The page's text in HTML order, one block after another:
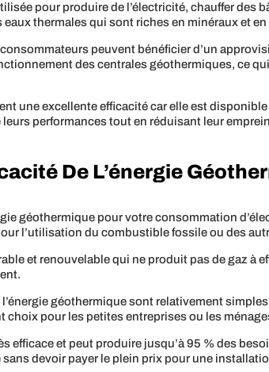
pour produire de l’électricité, chauffer
thermales qui sont riches en minéraux et
peuvent bénéficier d’un
des centrales géothermiques, ce
une excellente efficacité car elle est
performances tout en réduisant leur
De L’énergie
géothermique pour votre consommation
l’utilisation du combustible fossile ou des
et renouvelable qui ne produit pas de gaz
géothermique sont relativement
pour les petites entreprises ou les
efficace et peut produire jusqu’à 95 % des
sans devoir payer le plein prix pour une